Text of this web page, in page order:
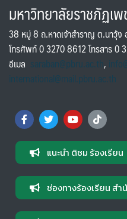
มหาวิทยาลัยราชภัฏเ
38 หมู่ 8 ถ.หาดเจ้าสำราญ ต.นาวุ้ง
โทรศัพท์ 0 3270 8612 โทรสาร 0
อีเมล saraban@pbru.ac.th,
international@mail.pbru.ac.th
แนะนำ ติชม ร้องเรียน
ช่องทางร้องเรียน สำ